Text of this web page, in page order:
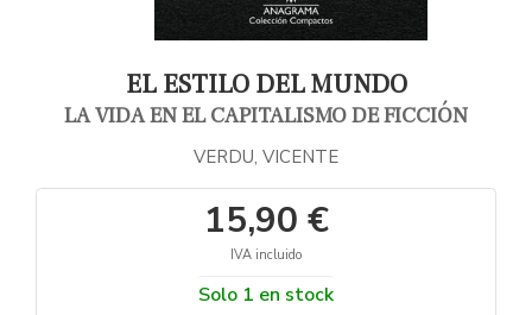
EL ESTILO DEL MUNDO
LA VIDA EN EL CAPITALISMO DE FICCIÓN
VERDU, VICENTE
15,90 €
IVA incluido
Solo 1 en stock